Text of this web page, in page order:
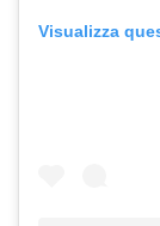
Visualizza